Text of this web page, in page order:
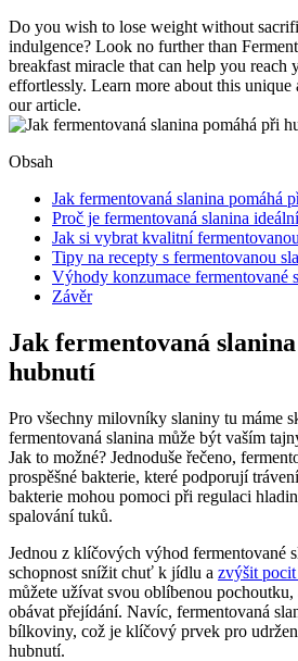
Do you wish to lose weight without
indulgence? Look no further than
breakfast miracle that can help you reach
effortlessly. Learn more about this
our article.
Obsah
Jak fermentovaná slanina pomáhá
Proč je fermentovaná slanina
Jak si vybrat kvalitní
Tipy na recepty s fermentovanou
Výhody konzumace fermentované
Závěr
Jak fermentovaná
hubnutí
Pro všechny milovníky slaniny tu máme
fermentovaná slanina může být vaším
Jak to možné? Jednoduše řečeno,
prospěšné bakterie, které podporují
bakterie mohou pomoci při regulaci
spalování tuků.
Jednou z klíčových výhod fermentované
schopnost snížit chuť k jídlu a zvýšit pocit
můžete užívat svou oblíbenou pochoutku,
obávat přejídání. Navíc, fermentovaná
bílkoviny, což je klíčový prvek pro
hubnutí.